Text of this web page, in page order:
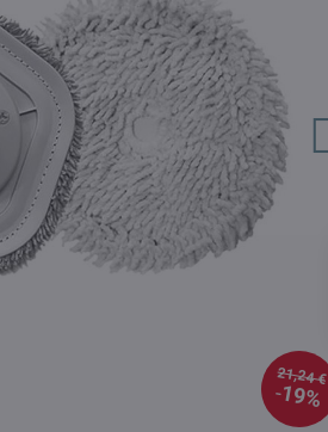
21,24 €
19%